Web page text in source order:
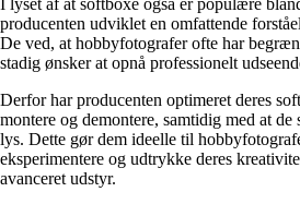
producenten udviklet en omfattende
De ved, at hobbyfotografer ofte har
stadig ønsker at opnå professionelt
Derfor har producenten optimeret deres
montere og demontere, samtidig med at de
lys. Dette gør dem ideelle til
eksperimentere og udtrykke deres
avanceret udstyr.